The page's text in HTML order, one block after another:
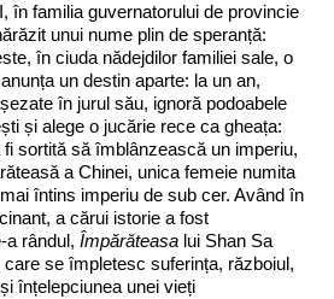
în familia guvernatorului de provincie
unui nume plin de speranță:
în ciuda nădejdilor familiei sale, o
un destin aparte: la un an,
în jurul său, ignoră podoabele
și alege o jucărie rece ca gheața:
sortită să îmblânzească un imperiu,
a Chinei, unica femeie numita
întins imperiu de sub cer. Având în
a cărui istorie a fost
a rândul, Împărăteasa lui Shan Sa
se împletesc suferința, războiul,
înțelepciunea unei vieți